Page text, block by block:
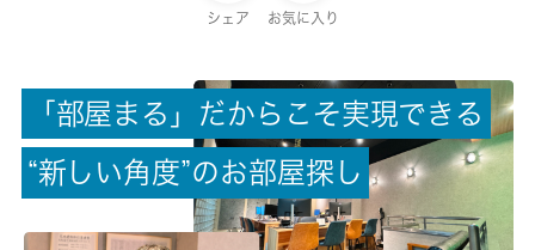
償却/敷引
-/-
権利金/雑費
-/-
シェア お気に入り
「 部屋 ま る 」 だ か ら こ そ実現で き る
“新 し い角 度”のお部屋探 し